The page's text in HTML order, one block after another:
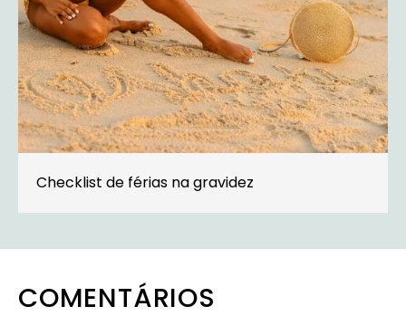
Checklist de férias na gravidez
COMENTÁRIOS